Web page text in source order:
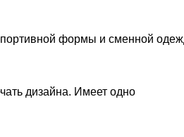
формы и сменной
дизайна. Имеет одно